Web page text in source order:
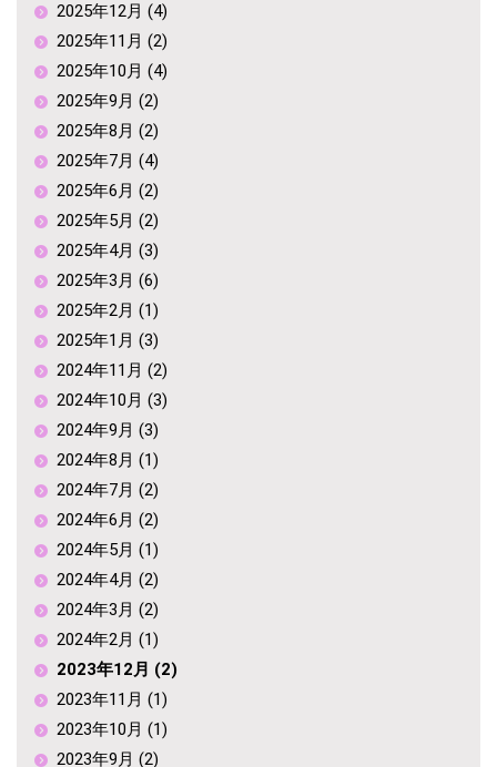
2025年12月 (4)
2025年11月 (2)
2025年10月 (4)
2025年9月 (2)
2025年8月 (2)
2025年7月 (4)
2025年6月 (2)
2025年5月 (2)
2025年4月 (3)
2025年3月 (6)
2025年2月 (1)
2025年1月 (3)
2024年11月 (2)
2024年10月 (3)
2024年9月 (3)
2024年8月 (1)
2024年7月 (2)
2024年6月 (2)
2024年5月 (1)
2024年4月 (2)
2024年3月 (2)
2024年2月 (1)
2023年12月 (2)
2023年11月 (1)
2023年10月 (1)
2023年9月 (2)